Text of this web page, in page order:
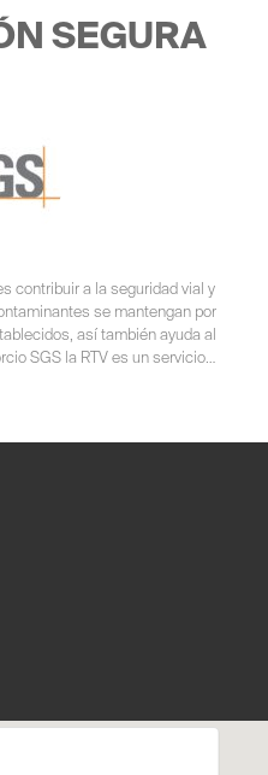
SEGURA
contribuir a la seguridad vial y
se mantengan por
así también ayuda al
SGS la RTV es un servicio…